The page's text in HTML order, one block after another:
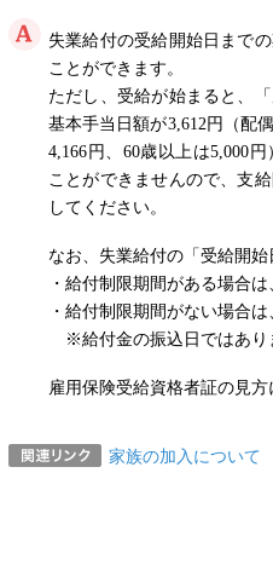
失業給付の受給開始日まで
ことができます。
ただし、受給が始まると、
基本手当日額が3,612円（配
4,166円、60歳以上は5,000
ことができませんので、支
してください。
なお、失業給付の「受給開始
・給付制限期間がある場合
・給付制限期間がない場合
※給付金の振込日ではあり
雇用保険受給資格者証の見方
家族の加入について